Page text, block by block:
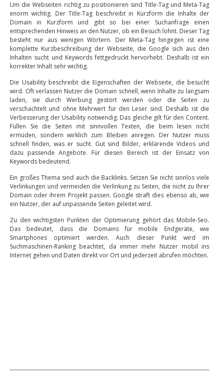
Um die Webseiten richtig zu positionieren sind Title-Tag und Meta-Tag
enorm wichtig. Der Title-Tag beschreibt in Kurzform die Inhalte der
Domain in Kurzform und gibt so bei einer Suchanfrage einen
entsprechenden Hinweis an den Nutzer, ob ein Besuch lohnt. Dieser Tag
besteht nur aus wenigen Wörtern. Der Meta-Tag hingegen ist eine
komplette Kurzbeschreibung der Webseite, die Google sich aus den
Inhalten sucht und Keywords fettgedruckt hervorhebt. Deshalb ist ein
korrekter Inhalt sehr wichtig.
Die Usability beschreibt die Eigenschaften der Webseite, die besucht
wird. Oft verlassen Nutzer die Domain schnell, wenn Inhalte zu langsam
laden, sie durch Werbung gestört werden oder die Seiten zu
verschachtelt und ohne Mehrwert für den Leser sind. Deshalb ist die
Verbesserung der Usability notwendig. Das gleiche gilt für den Content.
Füllen Sie die Seiten mit sinnvollen Texten, die beim lesen nicht
ermüden, sondern wirklich zum Bleiben anregen. Der Nutzer muss
schnell finden, was er sucht. Gut sind Bilder, erklärende Videos und
dazu passende Angebote. Für diesen Bereich ist der Einsatz von
Keywords bedeutend.
Ein großes Thema sind auch die Backlinks. Setzen Sie nicht sinnlos viele
Verlinkungen und vermeiden die Verlinkung zu Seiten, die nicht zu Ihrer
Domain oder ihrem Projekt passen. Google straft dies ebenso ab, wie
ein Nutzer, der auf unpassende Seiten geleitet wird.
Zu den wichtigsten Punkten der Optimierung gehört das Mobile-Seo.
Das bedeutet, dass die Domains für mobile Endgeräte, wie
Smartphones optimiert werden. Auch dieser Punkt wird im
Suchmaschinen-Ranking beachtet, da immer mehr Nutzer mobil ins
Internet gehen und Daten direkt vor Ort und jederzeit abrufen möchten.